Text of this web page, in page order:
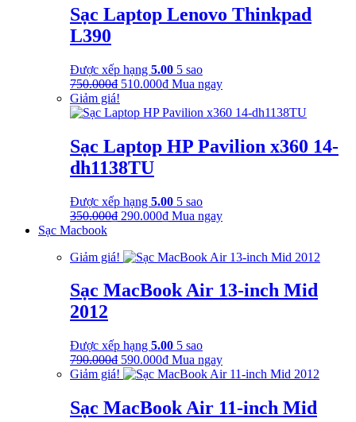
350.000₫.là:
290.000₫.
Sạc Laptop Lenovo Thinkpad
L390
Được xếp hạng 5.00 5 sao
750.000₫ Giá
là:
510.000₫Giá
tại
510.000₫.
Mua ngay
Giảm giá!
Sạc Laptop HP Pavilion x360 14-
dh1138TU
Được xếp hạng 5.00 5 sao
350.000₫ Giá
350.000₫.
290.000₫Giá
là:
Mua ngay
Sạc Macbook
Giảm giá!
Sạc MacBook Air 13-inch Mid
2012
Được xếp hạng 5.00 5 sao
790.000₫ Giá
gốc
790.000₫.
590.000₫Giá
hiện
là:
590.000₫.
Mua ngay
Giảm giá!
Sạc MacBook Air 11-inch Mid